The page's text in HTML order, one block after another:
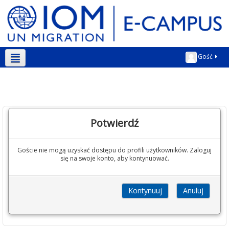
Gość
Potwierdź
Goście nie mogą uzyskać dostępu do profili użytkowników. Zaloguj
się na swoje konto, aby kontynuować.